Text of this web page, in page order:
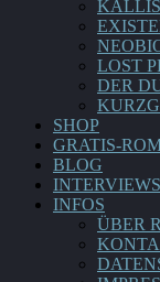
LOST
DER
SHOP
GRATIS-
BLOG
INTERVIEWS
INFOS
ÜBER